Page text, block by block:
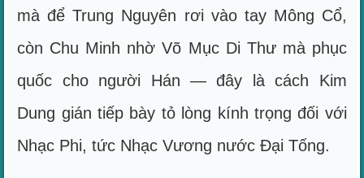
mà để Trung Nguyên rơi vào tay Mông Cổ,
còn Chu Minh nhờ Võ Mục Di Thư mà phục
quốc cho người Hán — đây là cách Kim
Dung gián tiếp bày tỏ lòng kính trọng đối với
Nhạc Phi, tức Nhạc Vương nước Đại Tống.